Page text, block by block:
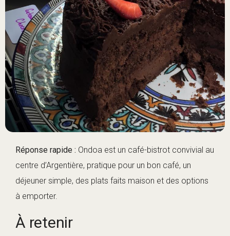
Réponse rapide : Ondoa est un café-bistrot convivial au
centre d’Argentière, pratique pour un bon café, un
déjeuner simple, des plats faits maison et des options
à emporter.
À retenir